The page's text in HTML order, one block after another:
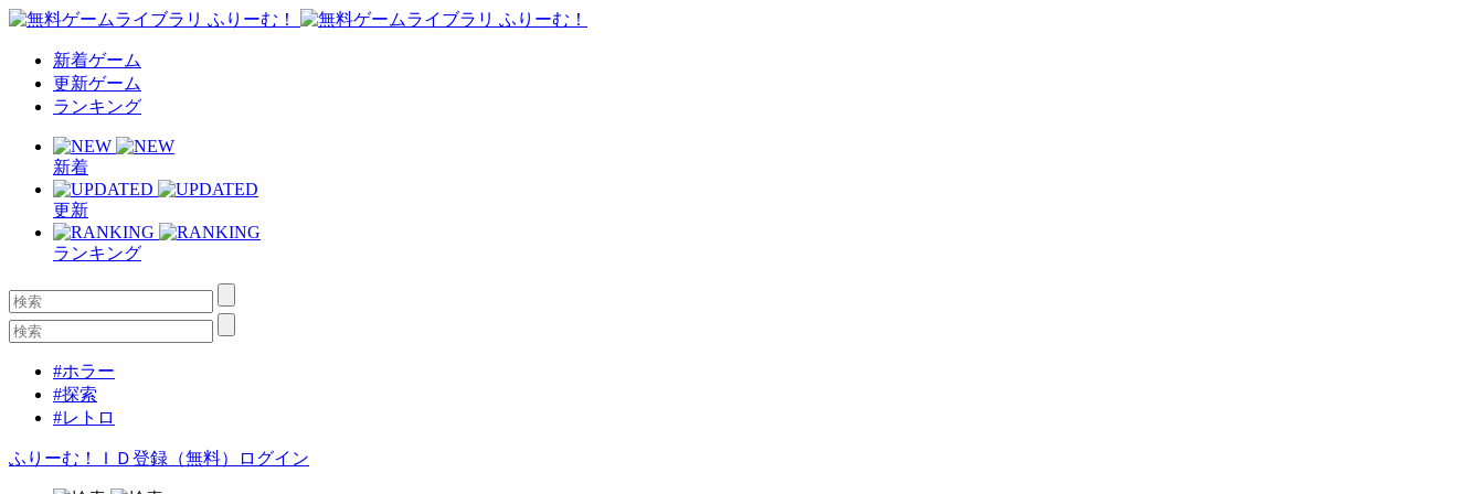
新着ゲーム
更新ゲーム
ランキング
新着
更新
ランキング
#ホラー
#探索
#レトロ
ふりーむ！ＩＤ登録（無料） ログイン